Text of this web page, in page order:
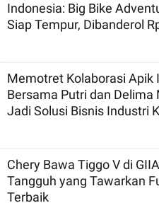
Indonesia: Big Bike
Siap Tempur, Dibanderol
Memotret Kolaborasi Apik
Bersama Putri dan Delima
Jadi Solusi Bisnis Industri
Chery Bawa Tiggo V di
Tangguh yang Tawarkan
Terbaik